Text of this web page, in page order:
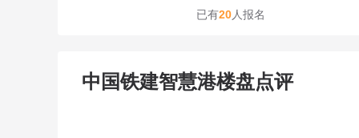
已有20人报名
中国铁建智慧港楼盘点评